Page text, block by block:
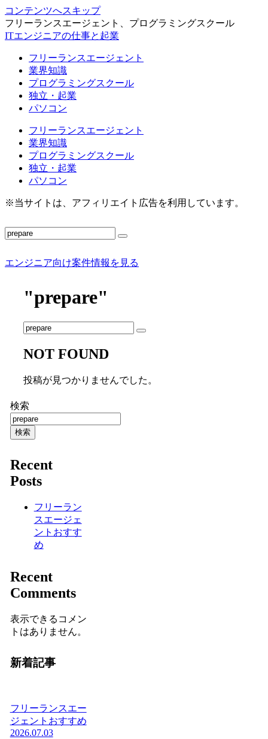
コンテンツへスキップ
フリーランスエージェント、プログラミングスクール
ITエンジニアの仕事と起業
フリーランスエージェント
業界知識
プログラミングスクール
独立・起業
パソコン
フリーランスエージェント
業界知識
プログラミングスクール
独立・起業
パソコン
※当サイトは、アフィリエイト広告を利用しています。
エンジニア向け案件情報を見る
"prepare"
NOT FOUND
投稿が見つかりませんでした。
検索
検索
Recent
Posts
フリーラン
スエージェ
ントおすす
め
Recent
Comments
表示できるコメン
トはありません。
新着記事
フリーランスエー
ジェントおすすめ
2026.07.03